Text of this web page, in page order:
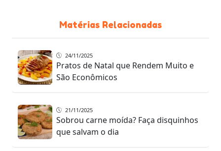
Matérias Relacionadas
24/11/2025
Pratos de Natal que Rendem Muito e
São Econômicos
21/11/2025
Sobrou carne moída? Faça disquinhos
que salvam o dia